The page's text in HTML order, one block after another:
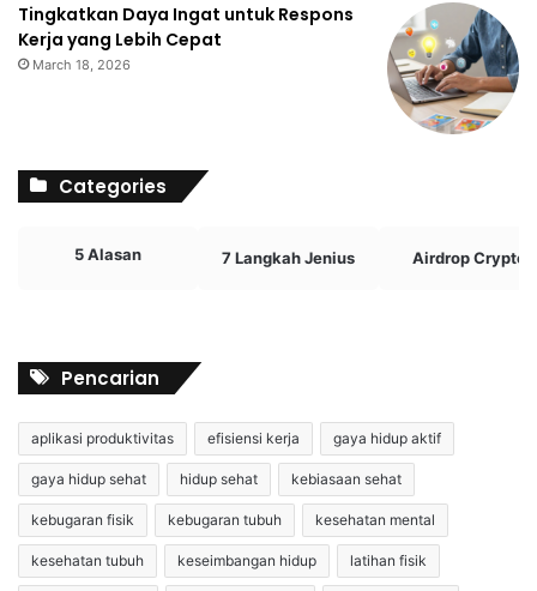
Tingkatkan Daya Ingat untuk Respons
Kerja yang Lebih Cepat
March 18, 2026
Categories
5 Alasan 7 Langkah Jenius Airdrop Crypto
Pencarian
aplikasi produktivitas efisiensi kerja gaya hidup aktif
gaya hidup sehat hidup sehat kebiasaan sehat
kebugaran fisik kebugaran tubuh kesehatan mental
kesehatan tubuh keseimbangan hidup latihan fisik